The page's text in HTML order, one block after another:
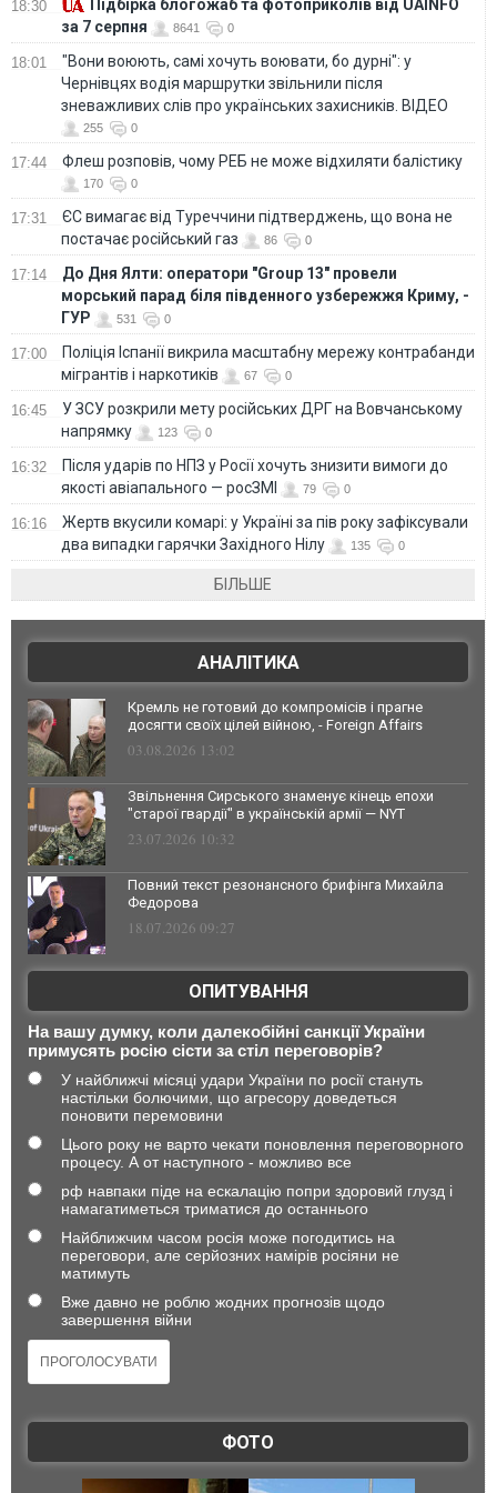
18:30
Підбірка блогожаб та фотоприколів від UAINFO
за 7 серпня
8641 0
18:01
"Вони воюють, самі хочуть воювати, бо дурні": у
Чернівцях водія маршрутки звільнили після
зневажливих слів про українських захисників. ВІДЕО
255 0
17:44 Флеш розповів, чому РЕБ не може відхиляти балістику
170 0
17:31
ЄС вимагає від Туреччини підтверджень, що вона не
постачає російський газ
86 0
17:14
До Дня Ялти: оператори "Group 13" провели
морський парад біля південного узбережжя Криму, -
ГУР
531 0
17:00
Поліція Іспанії викрила масштабну мережу контрабанди
мігрантів і наркотиків
67 0
16:45
У ЗСУ розкрили мету російських ДРГ на Вовчанському
напрямку
123 0
16:32
Після ударів по НПЗ у Росії хочуть знизити вимоги до
якості авіапального — росЗМІ
79 0
16:16
Жертв вкусили комарі: у Україні за пів року зафіксували
два випадки гарячки Західного Нілу
135 0
БІЛЬШЕ
АНАЛІТИКА
Кремль не готовий до компромісів і прагне
досягти своїх цілей війною, - Foreign Affairs
03.08.2026 13:02
Звільнення Сирського знаменує кінець епохи
"старої гвардії" в українській армії — NYT
23.07.2026 10:32
Повний текст резонансного брифінга Михайла
Федорова
18.07.2026 09:27
ОПИТУВАННЯ
На вашу думку, коли далекобійні санкції України
примусять росію сісти за стіл переговорів?
У найближчі місяці удари України по росії стануть
настільки болючими, що агресору доведеться
поновити перемовини
Цього року не варто чекати поновлення переговорного
процесу. А от наступного - можливо все
рф навпаки піде на ескалацію попри здоровий глузд і
намагатиметься триматися до останнього
Найближчим часом росія може погодитись на
переговори, але серйозних намірів росіяни не
матимуть
Вже давно не роблю жодних прогнозів щодо
завершення війни
ФОТО